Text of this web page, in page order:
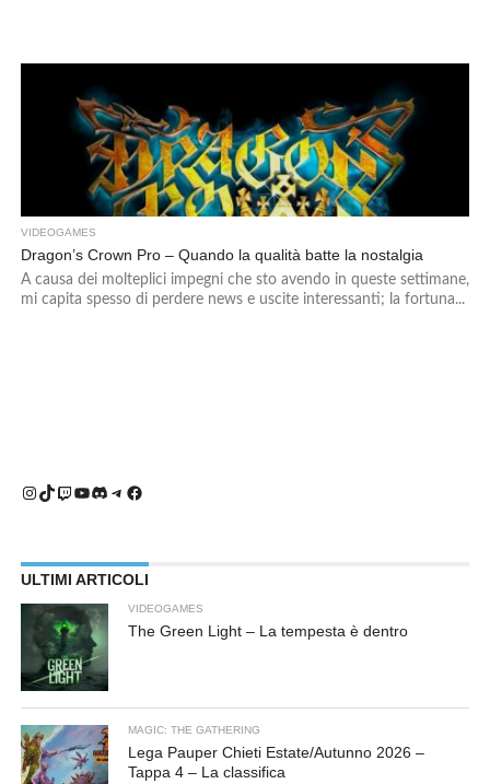
VIDEOGAMES
Dragon’s Crown Pro – Quando la qualità batte la nostalgia
A causa dei molteplici impegni che sto avendo in queste settimane,
mi capita spesso di perdere news e uscite interessanti; la fortuna...
Instagram
TikTok
Twitch
YouTube
Discord
Telegram
Facebook
ULTIMI ARTICOLI
VIDEOGAMES
The Green Light – La tempesta è dentro
MAGIC: THE GATHERING
Lega Pauper Chieti Estate/Autunno 2026 –
Tappa 4 – La classifica